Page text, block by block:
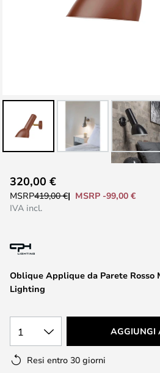
all'inizio
della
immagini
Oblique Applique da Parete Rosso
Lighting
320,00 €
MSRP419,00 €
MSRP -99,00 €
IVA incl.
1 AGGIUNGI
Resi entro 30 giorni